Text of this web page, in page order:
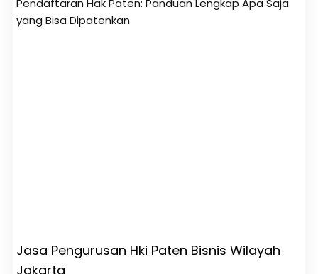
Pendaftaran Hak Paten: Panduan Lengkap Apa Saja
yang Bisa Dipatenkan
Jasa Pengurusan Hki Paten Bisnis Wilayah
Jakarta